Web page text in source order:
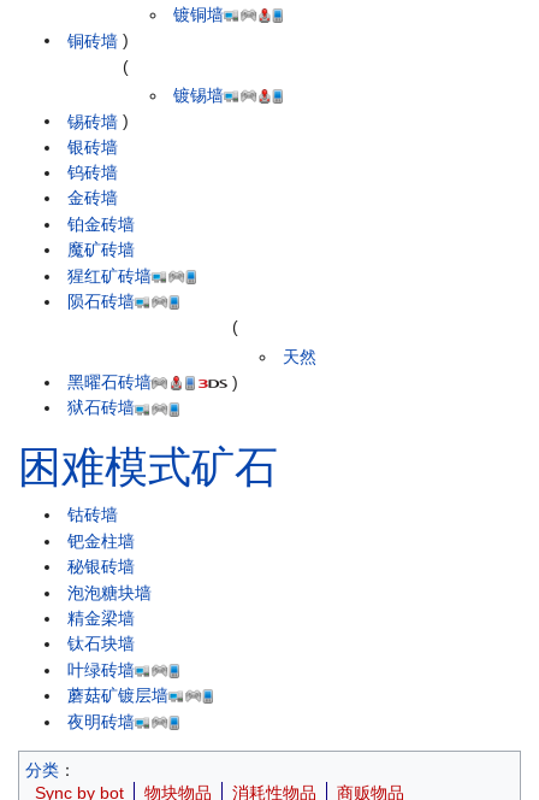
铜砖墙
镀铜墙
)
锡砖墙
(
镀锡墙
)
银砖墙
钨砖墙
金砖墙
铂金砖墙
魔矿砖墙
猩红矿砖墙
陨石砖墙
黑曜石砖墙
(
天然
)
狱石砖墙
困难模式矿石
钴砖墙
钯金柱墙
秘银砖墙
泡泡糖块墙
精金梁墙
钛石块墙
叶绿砖墙
蘑菇矿镀层墙
夜明砖墙
分类 ：
Sync by bot
物块物品 消耗性物品 商贩物品